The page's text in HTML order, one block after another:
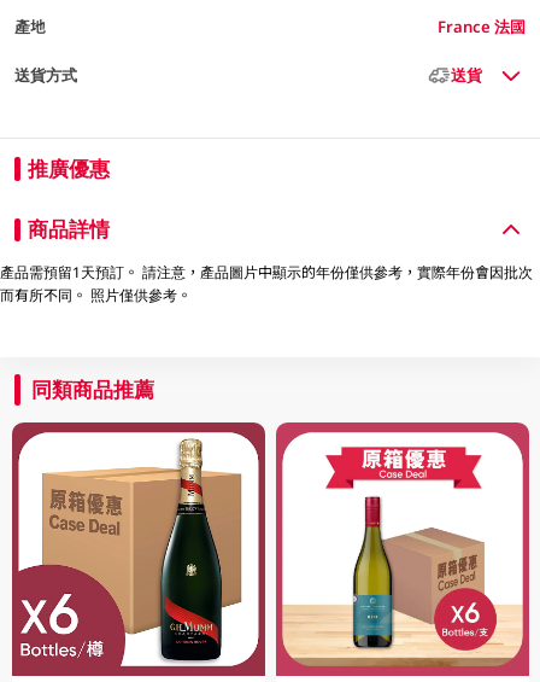
產地 France 法國
送貨方式 送貨
推廣優惠
商品詳情
產品需預留1天預訂。 請注意，產品圖片中顯示的年份僅供參考，實際年份會因批次
而有所不同。 照片僅供參考。
同類商品推薦